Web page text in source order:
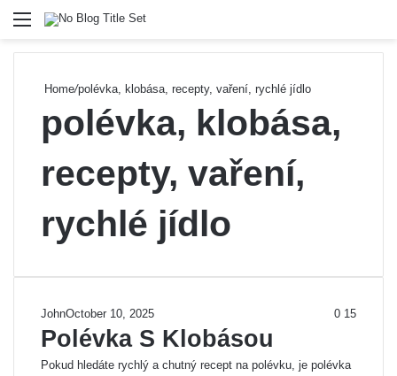
Menu
Home/polévka, klobása, recepty, vaření, rychlé jídlo
polévka, klobása,
recepty, vaření,
rychlé jídlo
JohnOctober 10, 2025 0 15
Polévka S Klobásou
Pokud hledáte rychlý a chutný recept na polévku, je polévka